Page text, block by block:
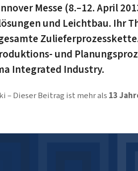
Messe (8.–12. April
und Leichtbau. Ihr
und
Integrated Industry.
Dieser Beitrag ist mehr als 13